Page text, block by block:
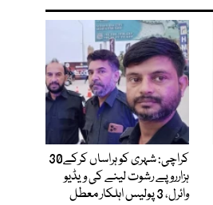
کراچی: شہری کو ہراساں کرکے30
ہزارروپے رشوت لینے کی ویڈیو
وائرل، 3 پولیس اہلکار معطل